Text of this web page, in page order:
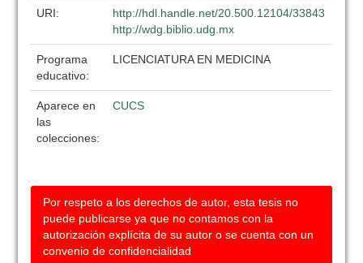
URI:
http://hdl.handle.net/20.500.12104/33843
http://wdg.biblio.udg.mx
Programa
educativo:
LICENCIATURA EN MEDICINA
Aparece en
las
colecciones:
CUCS
Por respeto a los derechos de autor, esta tesis no
puede publicarse ya que no contamos con la
autorización explícita de su autor o se cuenta con un
convenio de confidencialidad